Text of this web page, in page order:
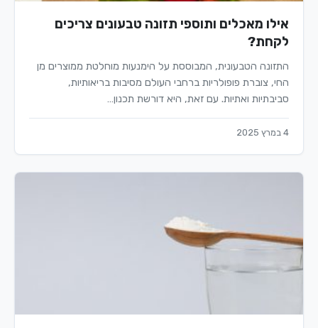
אילו מאכלים ותוספי תזונה טבעונים צריכים
לקחת?
התזונה הטבעונית, המבוססת על הימנעות מוחלטת ממוצרים מן
החי, צוברת פופולריות ברחבי העולם מסיבות בריאותיות,
סביבתיות ואתיות. עם זאת, היא דורשת תכנון…
4 במרץ 2025